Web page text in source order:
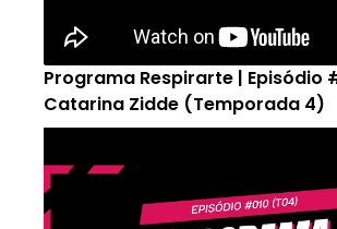
Programa Respirarte | Episódio
Catarina Zidde (Temporada 4)